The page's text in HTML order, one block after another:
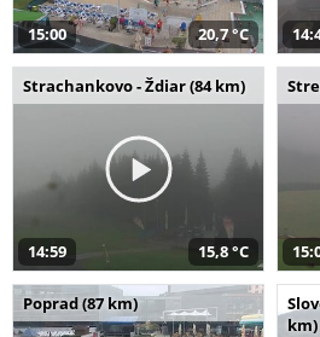
15:00 20,7 °C
Strachankovo - Ždiar (84 km)
14:59 15,8 °C
Poprad (87 km)
km)